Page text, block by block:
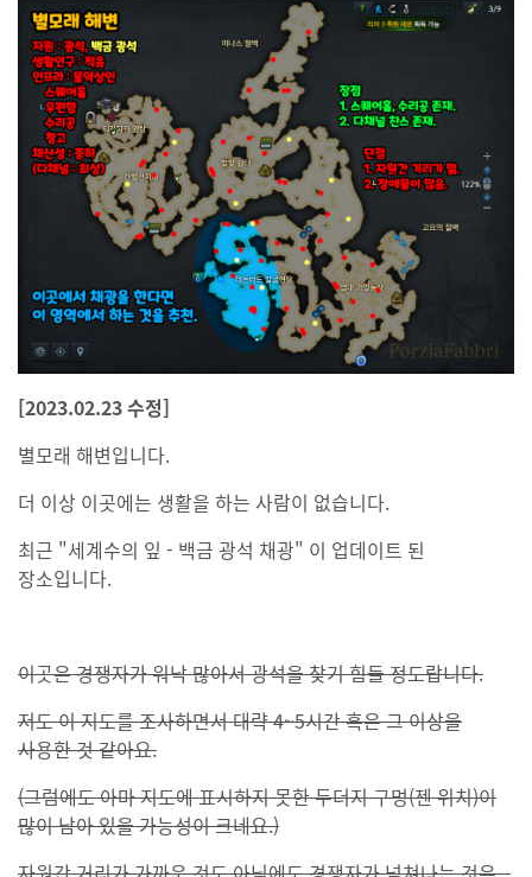
[2023.02.23 수정]
별모래 해변입니다.
더 이상 이곳에는 생활을 하는 사람이 없습니다.
최근 "세계수의 잎 - 백금 광석 채광" 이 업데이트 된
장소입니다.
이곳은 경쟁자가 워낙 많아서 광석을 찾기 힘들 정도랍니다.
저도 이 지도를 조사하면서 대략 4~5시간 혹은 그 이상을
사용한 것 같아요.
(그럼에도 아마 지도에 표시하지 못한 두더지 구멍(젠 위치)이
많이 남아 있을 가능성이 크네요.)